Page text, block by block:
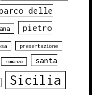
delle
pietro
presentazione
romanzo santa
Sicilia